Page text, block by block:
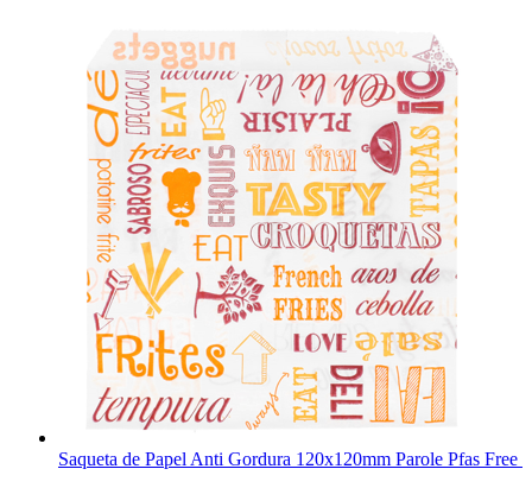
Saqueta de Papel Anti Gordura 120x120mm Parole Pfas Free